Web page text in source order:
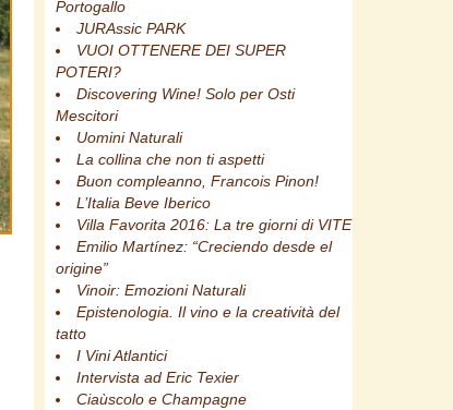
Portogallo
JURAssic PARK
VUOI OTTENERE DEI SUPER
POTERI?
Discovering Wine! Solo per Osti
Mescitori
Uomini Naturali
La collina che non ti aspetti
Buon compleanno, Francois Pinon!
L’Italia Beve Iberico
Villa Favorita 2016: La tre giorni di VITE
Emilio Martínez: “Creciendo desde el
origine”
Vinoir: Emozioni Naturali
Epistenologia. Il vino e la creatività del
tatto
I Vini Atlantici
Intervista ad Eric Texier
Ciaùscolo e Champagne